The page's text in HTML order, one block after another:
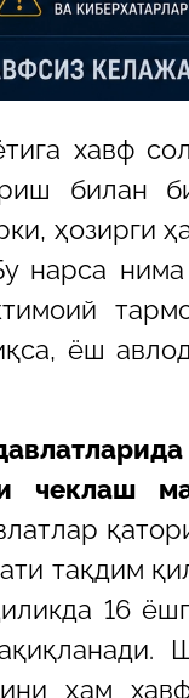
хавф
билан
ҳозирги
нарса
ёш
чеклаш
тақдим
16
ҳам